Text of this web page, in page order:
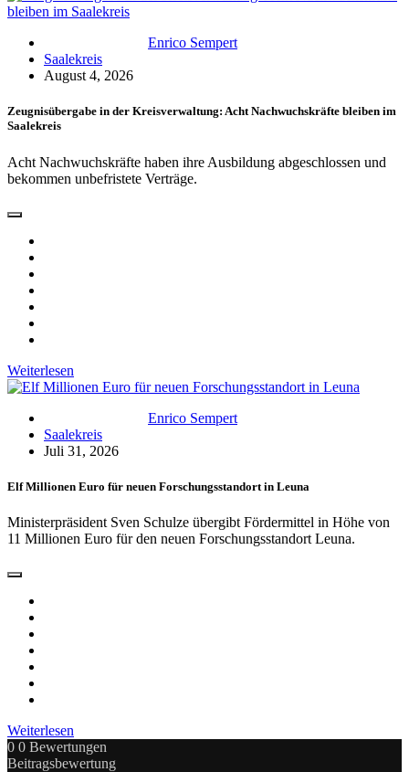
Enrico Sempert
Saalekreis
August 4, 2026
Zeugnisübergabe in der Kreisverwaltung: Acht Nachwuchskräfte bleiben im
Saalekreis
Acht Nachwuchskräfte haben ihre Ausbildung abgeschlossen und
bekommen unbefristete Verträge.
Weiterlesen
Enrico Sempert
Saalekreis
Juli 31, 2026
Elf Millionen Euro für neuen Forschungsstandort in Leuna
Ministerpräsident Sven Schulze übergibt Fördermittel in Höhe von
11 Millionen Euro für den neuen Forschungsstandort Leuna.
Weiterlesen
0 0 Bewertungen
Beitragsbewertung